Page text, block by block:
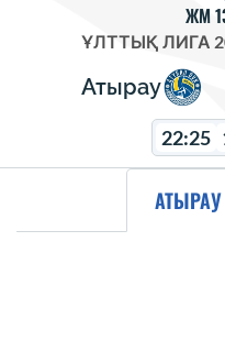
ЖМ
ҰЛТТЫҚ ЛИГА
Атырау
22:25
АТЫРАУ